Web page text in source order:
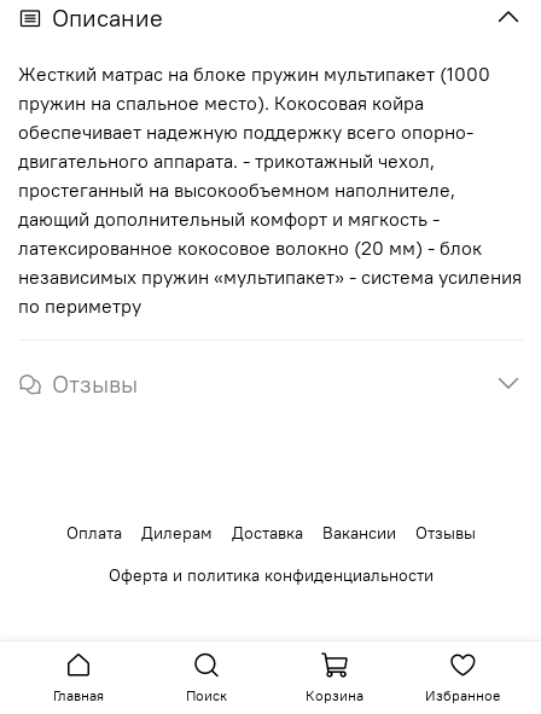
Описание
Жесткий матрас на блоке пружин мультипакет (1000
пружин на спальное место). Кокосовая койра
обеспечивает надежную поддержку всего опорно-
двигательного аппарата. - трикотажный чехол,
простеганный на высокообъемном наполнителе,
дающий дополнительный комфорт и мягкость -
латексированное кокосовое волокно (20 мм) - блок
независимых пружин «мультипакет» - система усиления
по периметру
Отзывы
Оплата Дилерам Доставка Вакансии
Отзывы
Оферта и политика конфиденциальности
Главная Поиск Корзина Избранное